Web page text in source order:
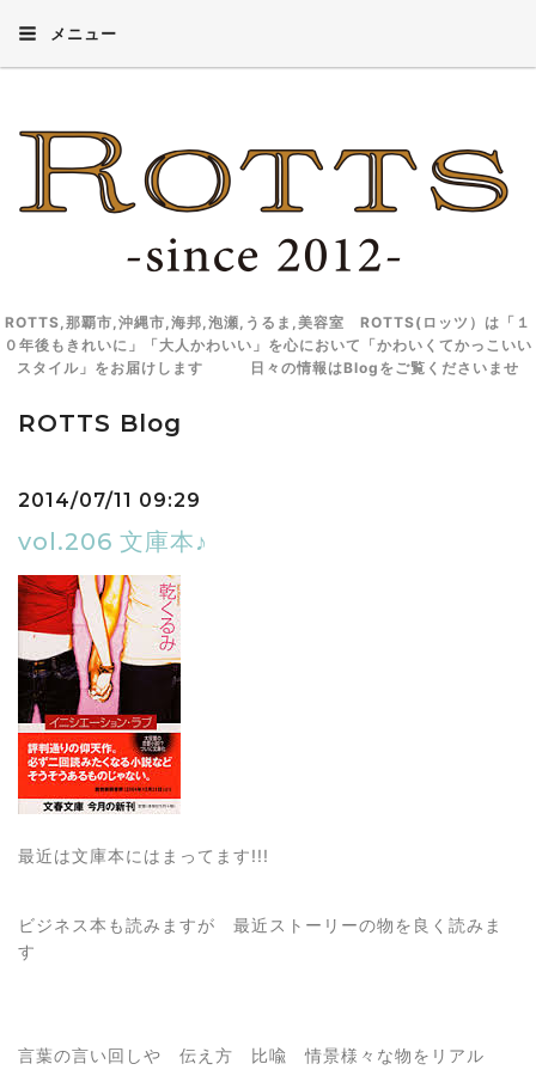
メニュー
ROTTS,那覇市,沖縄市,海邦,泡瀬,うるま,美容室 ROTTS(ロッツ）は「１
０年後もきれいに」「大人かわいい」を心において「かわいくてかっこいい
スタイル」をお届けします 日々の情報はBlogをご覧くださいませ
ROTTS Blog
2014/07/11 09:29
vol.206 文庫本♪
最近は文庫本にはまってます!!!
ビジネス本も読みますが 最近ストーリーの物を良く読みま
す
言葉の言い回しや 伝え方 比喩 情景様々な物をリアル